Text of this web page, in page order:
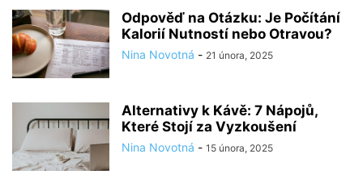
Odpověď na Otázku: Je Počítání
Kalorií Nutností nebo Otravou?
Nina Novotná - 21 února, 2025
Alternativy k Kávě: 7 Nápojů,
Které Stojí za Vyzkoušení
Nina Novotná - 15 února, 2025